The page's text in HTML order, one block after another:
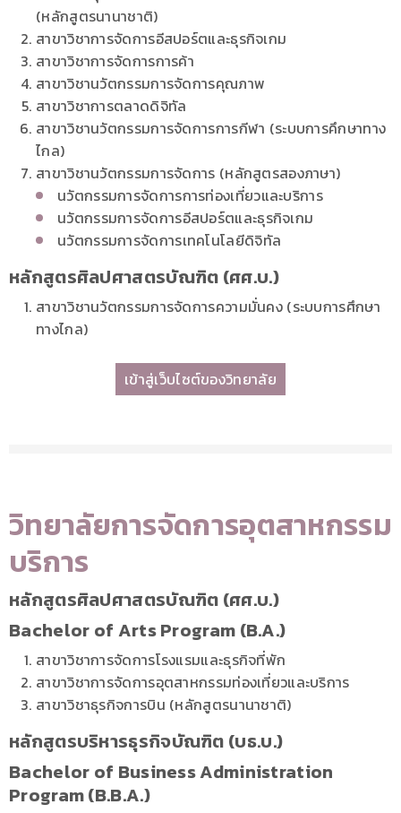
(หลักสูตรนานาชาติ)
สาขาวิชาการจัดการอีสปอร์ตและธุรกิจเกม
สาขาวิชาการจัดการการค้า
สาขาวิชานวัตกรรมการจัดการคุณภาพ
สาขาวิชาการตลาดดิจิทัล
สาขาวิชานวัตกรรมการจัดการการกีฬา (ระบบการคึกษาทาง
ไกล)
สาขาวิชานวัตกรรมการจัดการ (หลักสูตรสองภาษา)
นวัตกรรมการจัดการการท่องเที่ยวและบริการ
นวัตกรรมการจัดการอีสปอร์ตและธุรกิจเกม
นวัตกรรมการจัดการเทคโนโลยีดิจิทัล
หลักสูตรศิลปศาสตรบัณฑิต (ศศ.บ.)
สาขาวิชานวัตกรรมการจัดการความมั่นคง (ระบบการศึกษา
ทางไกล)
เข้าสู่เว็บไซต์ของวิทยาลัย
วิทยาลัยการจัดการอุตสาหกรรม
บริการ
หลักสูตรศิลปศาสตรบัณฑิต (ศศ.บ.)
Bachelor of Arts Program (B.A.)
สาขาวิชาการจัดการโรงแรมและธุรกิจที่พัก
สาขาวิชาการจัดการอุตสาหกรรมท่องเที่ยวและบริการ
สาขาวิชาธุรกิจการบิน (หลักสูตรนานาชาติ)
หลักสูตรบริหารธุรกิจบัณฑิต (บธ.บ.)
Bachelor of Business Administration
Program (B.B.A.)